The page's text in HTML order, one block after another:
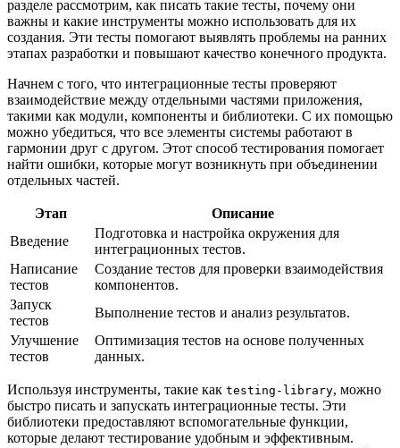
разделе рассмотрим, как писать такие тесты, почему они
важны и какие инструменты можно использовать для их
создания. Эти тесты помогают выявлять проблемы на ранних
этапах разработки и повышают качество конечного продукта.
Начнем с того, что интеграционные тесты проверяют
взаимодействие между отдельными частями приложения,
такими как модули, компоненты и библиотеки. С их помощью
можно убедиться, что все элементы системы работают в
гармонии друг с другом. Этот способ тестирования помогает
найти ошибки, которые могут возникнуть при объединении
отдельных частей.
Этап
Описание
Введение
Подготовка и настройка окружения для
интеграционных тестов.
Написание
тестов
Создание тестов для проверки взаимодействия
компонентов.
Запуск
тестов
Выполнение тестов и анализ результатов.
Улучшение
тестов
Оптимизация тестов на основе полученных
данных.
Используя инструменты, такие как testing-library, можно
быстро писать и запускать интеграционные тесты. Эти
библиотеки предоставляют вспомогательные функции,
которые делают тестирование удобным и эффективным.